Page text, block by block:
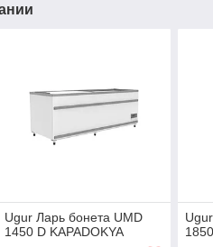
Ugur Ларь бонета UMD
1450 D KAPADOKYA